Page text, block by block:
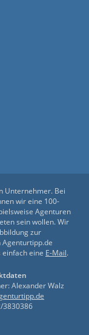
Unternehmer. Bei
wir eine 100-
Agenturen
sein wollen. Wir
zur
Agenturtipp.de
eine E-Mail.
Alexander Walz
3830386